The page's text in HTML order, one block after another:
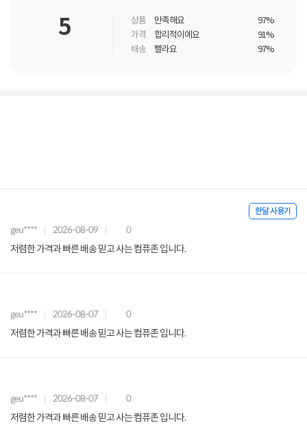
5 상품 만족해요
97%
가격
합리적이에요
91%
배송
빨라요 97%
한달 사용기
geu**** 2026-08-09 0
저렴한 가격과 빠른 배송 믿고 사는 컴퓨존 입니다.
geu**** 2026-08-07 0
저렴한 가격과 빠른 배송 믿고 사는 컴퓨존 입니다.
geu**** 2026-08-07 0
저렴한 가격과 빠른 배송 믿고 사는 컴퓨존 입니다.